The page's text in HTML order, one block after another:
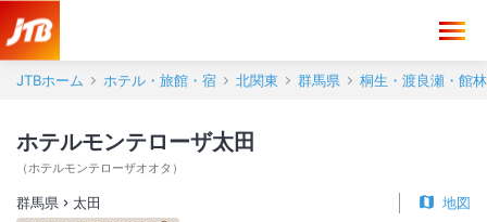
JTBホーム ホテル・旅館・宿 北関東 群馬県 桐生・渡良瀬・館林
ホテルモンテローザ太田
（ホテルモンテローザオオタ ）
群馬県 太田 地図